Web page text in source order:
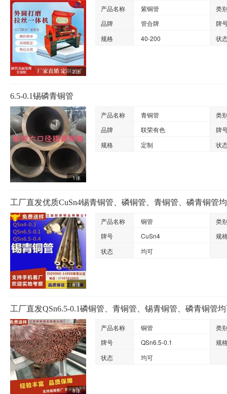
2张
产品名称 紫铜管
类
品牌
管合牌
牌
规格
40-200 状
6.5-0.1锡磷青铜管
1张
产品名称 青铜管
类
品牌
联荣有色
牌
规格
定制 状
工厂直发优质CuSn4锡青铜管、磷铜管、青铜管、磷青铜管
6张
产品名称 铜管
类
牌号
CuSn4
规
状态
均可
工厂直发QSn6.5-0.1磷铜管、青铜管、锡青铜管、磷青铜管
8张
产品名称 铜管
类
牌号
QSn6.5-0.1
规
状态
均可